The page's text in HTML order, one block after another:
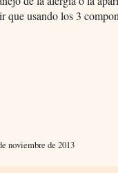
que usando los 3
noviembre de 2013